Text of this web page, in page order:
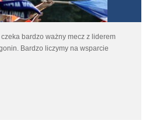
bardzo ważny mecz z liderem
Bardzo liczymy na wsparcie